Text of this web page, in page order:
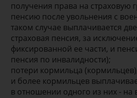
получения права на страховую
пенсию после увольнения с
таком случае выплачивается
страховая пенсия, за
фиксированной ее части, и
пенсия по инвалидности);
потери кормильца
и более кормильцев
в отношении одного из них - на